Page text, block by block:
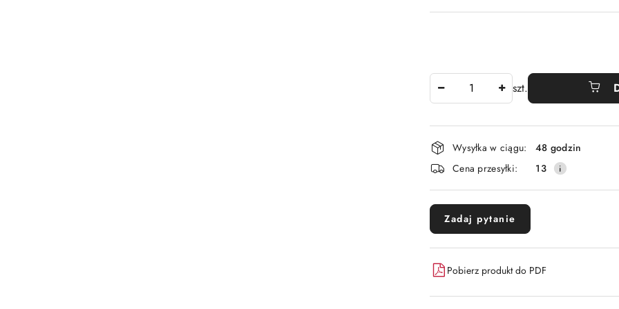
szt.
Dostępność
i
dostawa
Wysyłka w ciągu:
48 godzin
Cena przesyłki:
13
Zadaj pytanie
Pobierz produkt do PDF